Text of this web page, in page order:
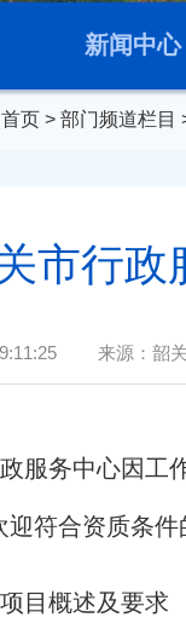
新闻中心
首页 > 部门频道栏目
市行政
来源： 韶
服务中心因工
符合资质条件
目概述及要求